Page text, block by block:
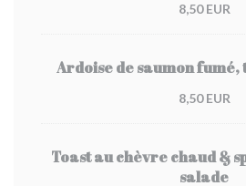
8,50 EUR
Ardoise de saumon fumé,
8,50 EUR
Toast au chèvre chaud &
salade